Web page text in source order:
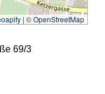
| ©OpenStreetMap
69/3